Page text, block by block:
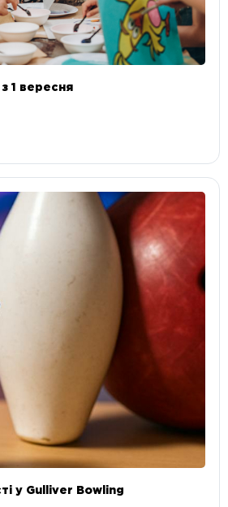
1 вересня
у Gulliver Bowling